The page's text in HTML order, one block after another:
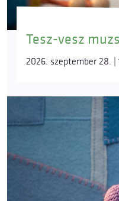
Tesz-vesz
2026. szeptember 28. |